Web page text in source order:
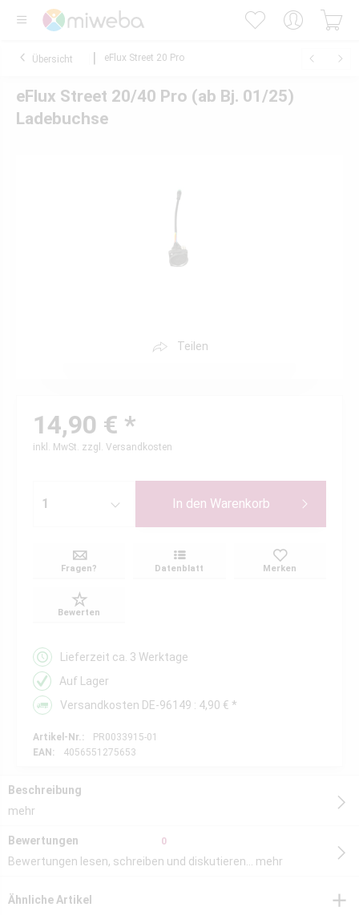
Übersicht eFlux Street 20 Pro
eFlux Street 20/40 Pro (ab Bj. 01/25)
Ladebuchse
Teilen
14,90 € *
inkl. MwSt. zzgl. Versandkosten
In den Warenkorb
Fragen? Datenblatt Merken
Bewerten
Lieferzeit ca. 3 Werktage
Auf Lager
Versandkosten DE-96149 : 4,90 € *
Artikel-Nr.:
PR0033915-01
EAN:
4056551275653
Beschreibung
mehr
Bewertungen 0
Bewertungen lesen, schreiben und diskutieren... mehr
Ähnliche Artikel